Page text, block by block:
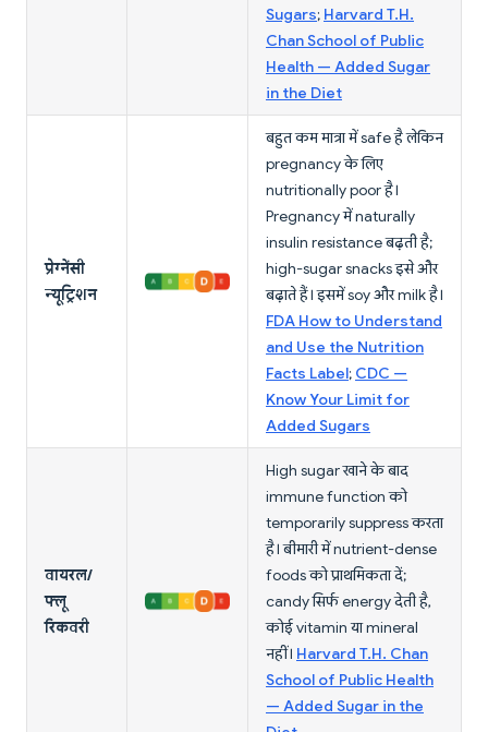
Sugars; Harvard T.H.
Chan School of Public
Health — Added Sugar
in the Diet
प्रेग्नेंसी
न्यूट्रिशन
बहुत कम मात्रा में safe है लेकिन
pregnancy के लिए
nutritionally poor है।
Pregnancy में naturally
insulin resistance बढ़ती है;
high-sugar snacks इसे और
बढ़ाते हैं। इसमें soy और milk है।
FDA How to Understand
and Use the Nutrition
Facts Label; CDC —
Know Your Limit for
Added Sugars
वायरल/
फ्लू
रिकवरी
High sugar खाने के बाद
immune function को
temporarily suppress करता
है। बीमारी में nutrient-dense
foods को प्राथमिकता दें;
candy सिर्फ energy देती है,
कोई vitamin या mineral
नहीं। Harvard T.H. Chan
School of Public Health
— Added Sugar in the